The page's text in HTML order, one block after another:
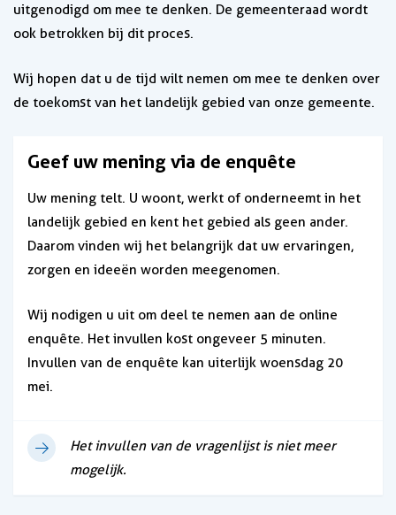
uitgenodigd om mee te denken. De gemeenteraad wordt
ook betrokken bij dit proces.
Wij hopen dat u de tijd wilt nemen om mee te denken over
de toekomst van het landelijk gebied van onze gemeente.
Geef uw mening via de enquête
Uw mening telt. U woont, werkt of onderneemt in het
landelijk gebied en kent het gebied als geen ander.
Daarom vinden wij het belangrijk dat uw ervaringen,
zorgen en ideeën worden meegenomen.
Wij nodigen u uit om deel te nemen aan de online
enquête. Het invullen kost ongeveer 5 minuten.
Invullen van de enquête kan uiterlijk woensdag 20
mei.
Het invullen van de vragenlijst is niet meer
mogelijk.